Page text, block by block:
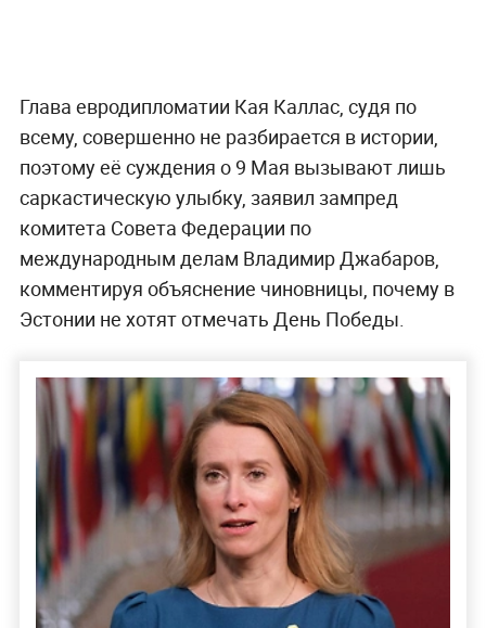
Глава евродипломатии Кая Каллас, судя по
всему, совершенно не разбирается в истории,
поэтому её суждения о 9 Мая вызывают лишь
саркастическую улыбку, заявил зампред
комитета Совета Федерации по
международным делам Владимир Джабаров,
комментируя объяснение чиновницы, почему в
Эстонии не хотят отмечать День Победы.